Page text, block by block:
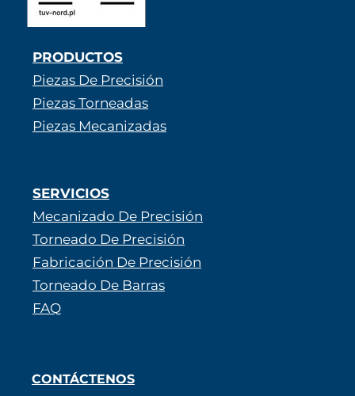
PRODUCTOS
Piezas De Precisión
Piezas Torneadas
Piezas Mecanizadas
SERVICIOS
Mecanizado De Precisión
Torneado De Precisión
Fabricación De Precisión
Torneado De Barras
FAQ
CONTÁCTENOS